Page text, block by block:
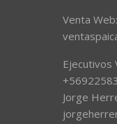
Venta
Ejecutivos
Jorge